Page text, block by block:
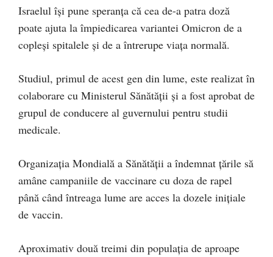
Israelul își pune speranța că cea de-a patra doză
poate ajuta la împiedicarea variantei Omicron de a
copleși spitalele și de a întrerupe viața normală.
Studiul, primul de acest gen din lume, este realizat în
colaborare cu Ministerul Sănătății și a fost aprobat de
grupul de conducere al guvernului pentru studii
medicale.
Organizația Mondială a Sănătății a îndemnat țările să
amâne campaniile de vaccinare cu doza de rapel
până când întreaga lume are acces la dozele inițiale
de vaccin.
Aproximativ două treimi din populația de aproape